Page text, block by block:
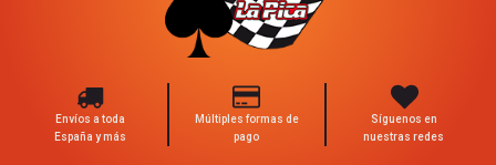
Envíos a toda
España y más
Múltiples formas de
pago
Síguenos en
nuestras redes